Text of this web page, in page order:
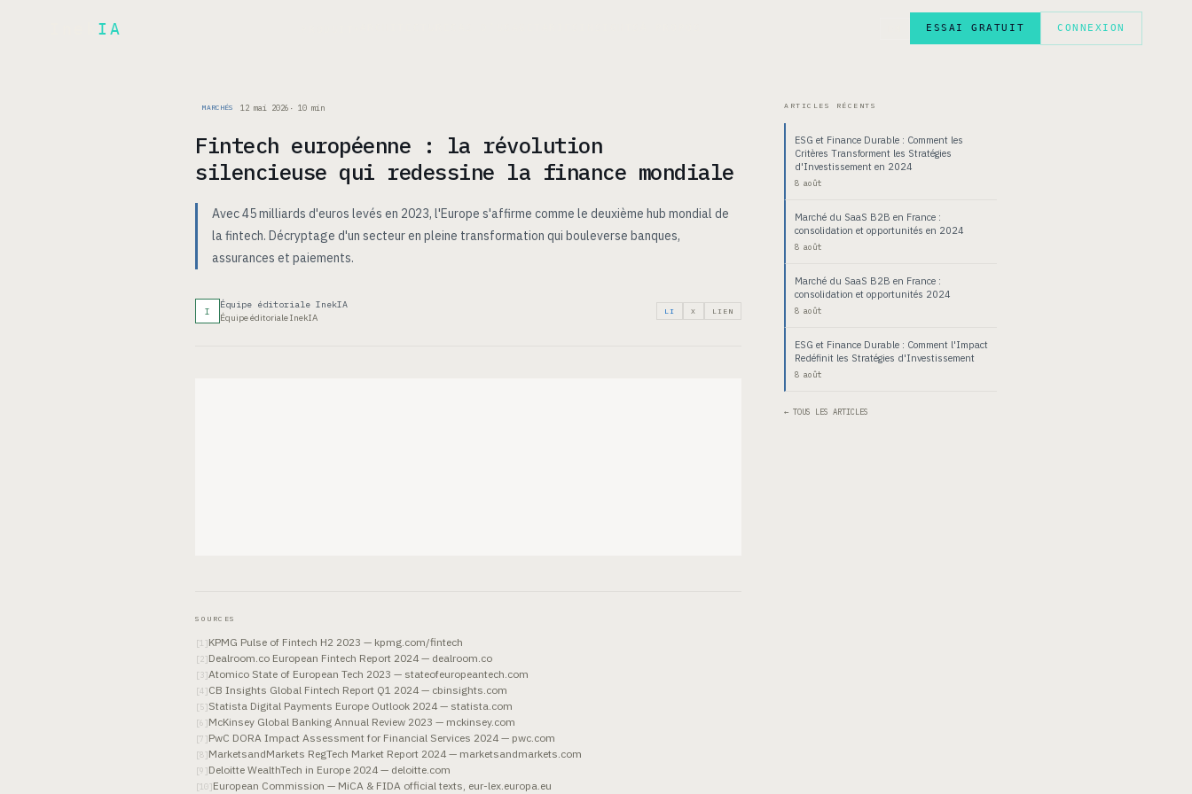
IA ESSAI GRATUIT CONNEXION
MARCHÉS 12 mai 2026 · 10 min
Fintech européenne : la révolution
silencieuse qui redessine la finance mondiale
Avec 45 milliards d'euros levés en 2023, l'Europe s'affirme comme le deuxième hub mondial de
la fintech. Décryptage d'un secteur en pleine transformation qui bouleverse banques,
assurances et paiements.
I
Équipe éditoriale InekIA
Équipe éditoriale InekIA
LI X LIEN
SOURCES
[1 ]KPMG Pulse of Fintech H2 2023 — kpmg.com/fintech
[2]Dealroom.co European Fintech Report 2024 — dealroom.co
[ 3]Atomico State of European Tech 2023 — stateofeuropeantech.com
[4 ]CB Insights Global Fintech Report Q1 2024 — cbinsights.com
[5]Statista Digital Payments Europe Outlook 2024 — statista.com
[6 ]McKinsey Global Banking Annual Review 2023 — mckinsey.com
[7 ]PwC DORA Impact Assessment for Financial Services 2024 — pwc.com
[8]MarketsandMarkets RegTech Market Report 2024 — marketsandmarkets.com
[9 ]Deloitte WealthTech in Europe 2024 — deloitte.com
[10]European Commission — MiCA & FIDA official texts, eur-lex.europa.eu
ARTICLES RÉCENTS
ESG et Finance Durable : Comment les
Critères Transforment les Stratégies
d'Investissement en 2024
8 août
Marché du SaaS B2B en France :
consolidation et opportunités en 2024
8 août
Marché du SaaS B2B en France :
consolidation et opportunités 2024
8 août
ESG et Finance Durable : Comment l'Impact
Redéfinit les Stratégies d'Investissement
8 août
← TOUS LES ARTICLES